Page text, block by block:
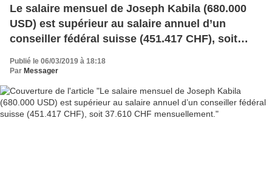
Le salaire mensuel de Joseph Kabila (680.000
USD) est supérieur au salaire annuel d’un
conseiller fédéral suisse (451.417 CHF), soit
Publié le 06/03/2019 à 18:18
Par Messager